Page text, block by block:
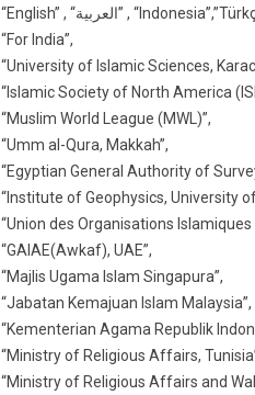
“For India”,
“University of Islamic Sciences,
“Islamic Society of North America
“Muslim World League (MWL)”,
“Umm al-Qura, Makkah”,
“Egyptian General Authority of
“Institute of Geophysics, University
“Union des Organisations Islamiques
“GAIAE(Awkaf), UAE”,
“Majlis Ugama Islam Singapura”,
“Jabatan Kemajuan Islam Malaysia”,
“Kementerian Agama Republik
“Ministry of Religious Affairs,
“Ministry of Religious Affairs and